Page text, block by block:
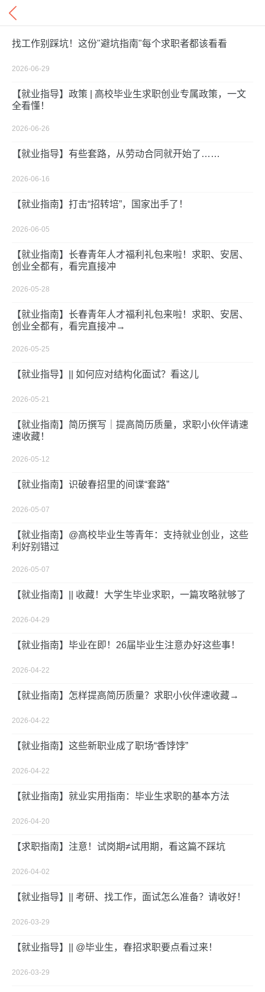
找工作别踩坑！这份"避坑指南"每个求职者都该看看
2026-06-29
【就业指导】政策 | 高校毕业生求职创业专属政策，一文
全看懂！
2026-06-26
【就业指导】有些套路，从劳动合同就开始了……
2026-06-16
【就业指南】打击“招转培”，国家出手了！
2026-06-05
【就业指南】长春青年人才福利礼包来啦！求职、安居、
创业全都有，看完直接冲
2026-05-28
【就业指南】长春青年人才福利礼包来啦！求职、安居、
创业全都有，看完直接冲→
2026-05-25
【就业指导】|| 如何应对结构化面试？看这儿
2026-05-21
【就业指南】简历撰写｜提高简历质量，求职小伙伴请速
速收藏！
2026-05-12
【就业指南】识破春招里的间谍“套路”
2026-05-07
【就业指南】@高校毕业生等青年：支持就业创业，这些
利好别错过
2026-05-07
【就业指南】|| 收藏！大学生毕业求职，一篇攻略就够了
2026-04-29
【就业指南】毕业在即！26届毕业生注意办好这些事！
2026-04-22
【就业指南】怎样提高简历质量？求职小伙伴速收藏→
2026-04-22
【就业指南】这些新职业成了职场“香饽饽”
2026-04-22
【就业指南】就业实用指南：毕业生求职的基本方法
2026-04-20
【求职指南】注意！试岗期≠试用期，看这篇不踩坑
2026-04-02
【就业指导】|| 考研、找工作，面试怎么准备？请收好！
2026-03-29
【就业指导】|| @毕业生，春招求职要点看过来！
2026-03-29